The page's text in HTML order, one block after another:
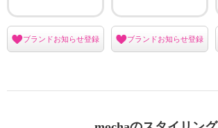
ブランドお知らせ登録 ブランドお知らせ登録